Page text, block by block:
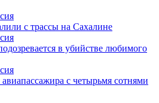
с трассы на Сахалине
в убийстве любимого
с четырьмя сотнями